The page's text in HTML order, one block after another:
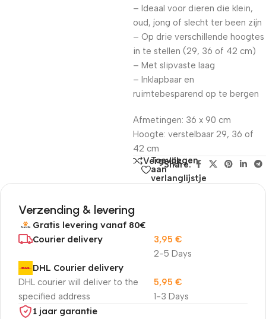
– Ideaal voor dieren die klein,
oud, jong of slecht ter been zijn
– Op drie verschillende hoogtes
in te stellen (29, 36 of 42 cm)
– Met slipvaste laag
– Inklapbaar en
ruimtebesparend op te bergen
Afmetingen: 36 x 90 cm
Hoogte: verstelbaar 29, 36 of
42 cm
Vergelijk
Toevoegen
aan
verlanglijstje
Share:
Verzending & levering
Gratis levering vanaf 80€
Courier delivery
2-5 Days
3,95 €
DHL Courier delivery
DHL courier will deliver to the
specified address
1-3 Days
5,95 €
1 jaar garantie